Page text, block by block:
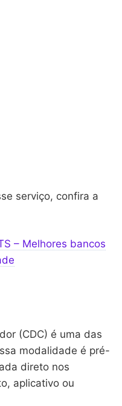
serviço, confira a
– Melhores bancos
(CDC) é uma das
modalidade é pré-
direto nos
aplicativo ou